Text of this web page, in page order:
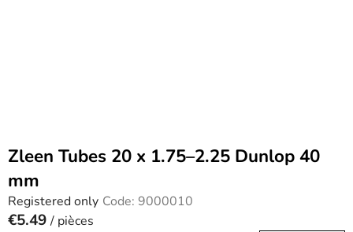
Zleen Tubes 20 x 1.75–2.25 Dunlop 40
mm
Registered only Code: 9000010
€5.49 / pièces